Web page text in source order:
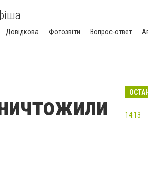
Довідкова Фотозвіти Вопрос-ответ
14:13